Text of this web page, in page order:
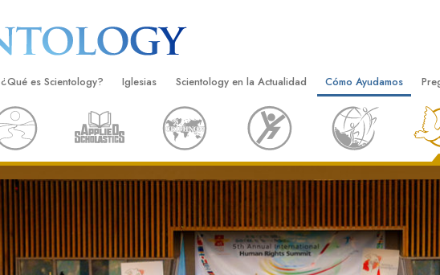
¿Qué es Scientology?
Creencias y Prácticas
Credos y Códigos de Scientology
Qué dicen los Scientologists acerca de
Scientology
Conoce a un Scientologist
Dentro de una Iglesia
Iglesias
Encontrar una Iglesia
Iglesias Ideales de Scientology
Organizaciones Avanzadas
Base en Tierra de Flag
Freewinds
Scientology en la Actualidad
Gran Inauguraciones
Eventos de Scientology
David Miscavige: Líder Eclesiástico de
Scientology
Cómo Ayudamos
El Camino a la Felicidad
Applied Scholastics
Criminon
Narconon
La Verdad Sobre las